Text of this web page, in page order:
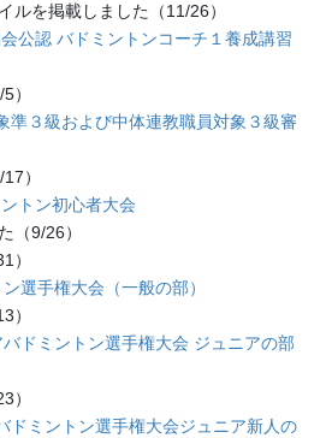
ルを掲載しました（11/26）
公認 バドミントンコーチ１養成講習
）
準３級および中体連教職員対象３級審
）
トン初心者大会
（9/26）
）
選手権大会（一般の部）
）
ドミントン選手権大会 ジュニアの部
）
ドミントン選手権大会ジュニア新人の